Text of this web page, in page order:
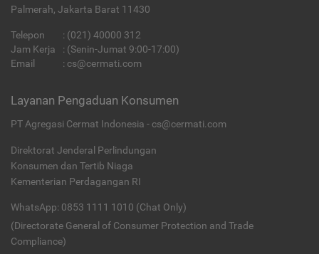
Palmerah, Jakarta Barat 11430
Telepon : (021) 40000 312
Jam Kerja
: (Senin-Jumat 9:00-17:00)
Email
: cs@cermati.com
Layanan Pengaduan Konsumen
PT Agregasi Cermat Indonesia - cs@cermati.com
Direktorat Jenderal Perlindungan
Konsumen dan Tertib Niaga
Kementerian Perdagangan RI
WhatsApp: 0853 1111 1010 (Chat Only)
(Directorate General of Consumer Protection and Trade
Compliance)